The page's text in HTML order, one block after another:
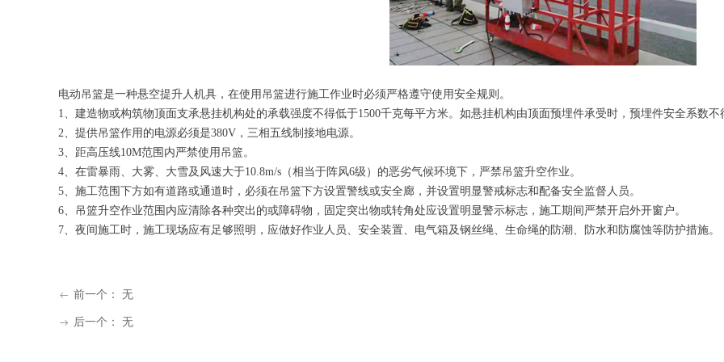
电动吊篮是一种悬空提升人机具，在使用吊篮进行施工作业时必须严格遵守使用安全规则。
1、建造物或构筑物顶面支承悬挂机构处的承载强度不得低于1500千克每平方米。如悬挂机构由顶面预埋件承受时，预埋件安全系数不
2、提供吊篮作用的电源必须是380V，三相五线制接地电源。
3、距高压线10M范围内严禁使用吊篮。
4、在雷暴雨、大雾、大雪及风速大于10.8m/s（相当于阵风6级）的恶劣气候环境下，严禁吊篮升空作业。
5、施工范围下方如有道路或通道时，必须在吊篮下方设置警线或安全廊，并设置明显警戒标志和配备安全监督人员。
6、吊篮升空作业范围内应清除各种突出的或障碍物，固定突出物或转角处应设置明显警示标志，施工期间严禁开启外开窗户。
7、夜间施工时，施工现场应有足够照明，应做好作业人员、安全装置、电气箱及钢丝绳、生命绳的防潮、防水和防腐蚀等防护措施。
ꂃ 前一个： 无
ꁹ 后一个： 无